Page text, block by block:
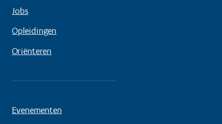
Jobs
Opleidingen
Oriënteren
Evenementen